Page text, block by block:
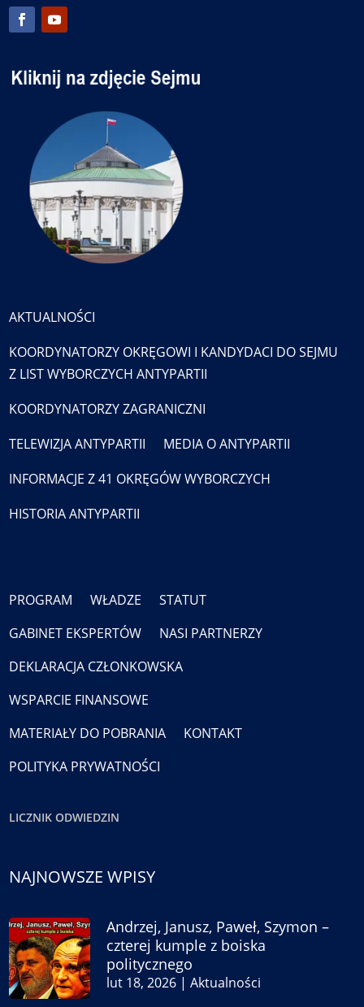
AKTUALNOŚCI
KOORDYNATORZY OKRĘGOWI I KANDYDACI DO SEJMU
Z LIST WYBORCZYCH ANTYPARTII
KOORDYNATORZY ZAGRANICZNI
TELEWIZJA ANTYPARTII
MEDIA O ANTYPARTII
INFORMACJE Z 41 OKRĘGÓW WYBORCZYCH
HISTORIA ANTYPARTII
PROGRAM WŁADZE
STATUT
GABINET EKSPERTÓW
NASI PARTNERZY
DEKLARACJA CZŁONKOWSKA
WSPARCIE FINANSOWE
MATERIAŁY DO POBRANIA
KONTAKT
POLITYKA PRYWATNOŚCI
LICZNIK ODWIEDZIN
NAJNOWSZE WPISY
Andrzej, Janusz, Paweł, Szymon –
czterej kumple z boiska
politycznego
lut 18, 2026 |Aktualności